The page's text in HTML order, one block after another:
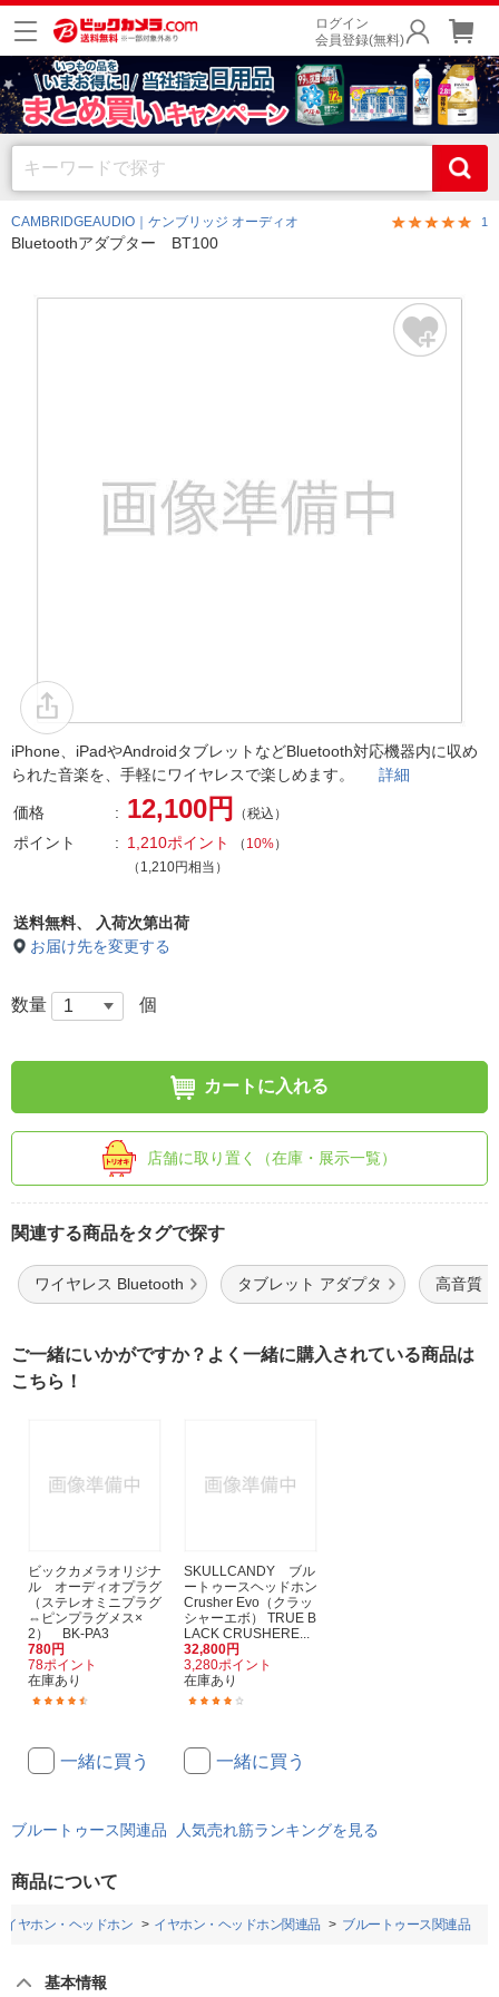
ログイン
会員登録(無料)
CAMBRIDGEAUDIO｜ケンブリッジ オーディオ 1
Bluetoothアダプター BT100
iPhone、iPadやAndroidタブレットなどBluetooth対応機器内に収め
られた音楽を、手軽にワイヤレスで楽しめます。 詳細
価格 12,100円 （税込）
ポイント 1,210ポイント （ 10%）
（1,210円相当）
送料無料、
入荷次第出荷
お届け先を変更する
数量 個
カートに入れる
店舗に取り置く（在庫・展示一覧）
関連する商品をタグで探す
ワイヤレス Bluetooth タブレット アダプタ 高音質
ご一緒にいかがですか？よく一緒に購入されている商品は
こちら！
ビックカメラオリジナ
ル オーディオプラグ
（ステレオミニプラグ
⇔ピンプラグメス×
2） BK-PA3
780円
78ポイント
在庫あり
一緒に買う
SKULLCANDY ブル
ートゥースヘッドホン
Crusher Evo（クラッ
シャーエボ） TRUE B
LACK CRUSHERE...
32,800円
3,280ポイント
在庫あり
一緒に買う
ブルートゥース関連品 人気売れ筋ランキングを見る
商品について
イヤホン・ヘッドホン イヤホン・ヘッドホン関連品 ブルートゥース関連品
基本情報